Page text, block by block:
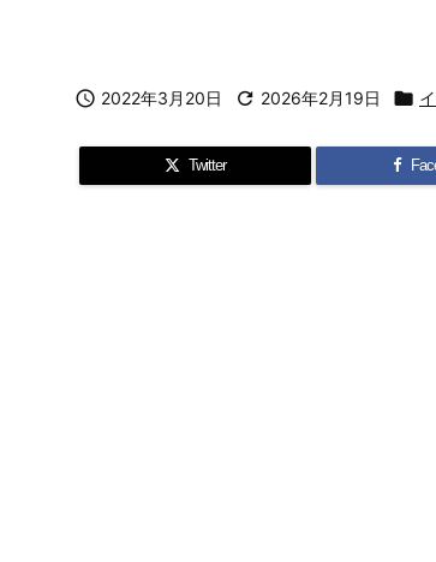
 2022年3月20日  2026年2月19日 
Twitter